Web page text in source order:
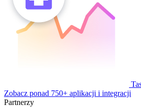
Zobacz ponad 750+ aplikacji i integracji
Partnerzy